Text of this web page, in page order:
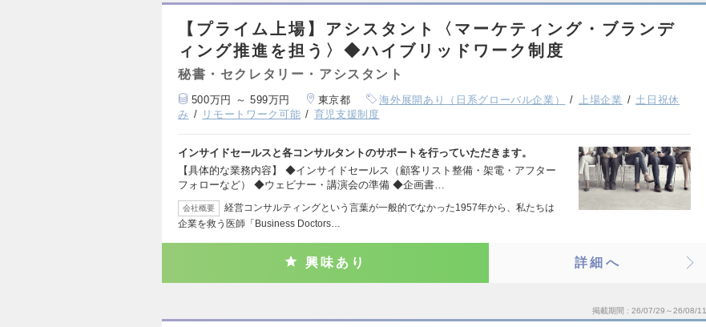
【プライム上場】アシスタント〈マーケティング・ブランデ
ィング推進を担う〉◆ハイブリッドワーク制度
秘書・セクレタリー・アシスタント
500万円 ～ 599万円 東京都 海外展開あり（日系グローバル企業） 上場企業
土日祝休
み
リモートワーク可能 育児支援制度
インサイドセールスと各コンサルタントのサポートを行っていただきます。
【具体的な業務内容】 ◆インサイドセールス（顧客リスト整備・架電・アフター
フォローなど） ◆ウェビナー・講演会の準備 ◆企画書…
会社概要
経営コンサルティングという言葉が一般的でなかった1957年から、私たちは
企業を救う医師「Business Doctors…
興味あり 詳細へ
掲載期間 26/07/29～26/08/11